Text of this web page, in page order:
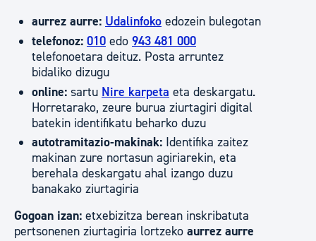
aurrez aurre: Udalinfoko edozein bulegotan
telefonoz: 010 edo 943 481 000
telefonoetara deituz. Posta arruntez
bidaliko dizugu
online: sartu Nire karpeta eta deskargatu.
Horretarako, zeure burua ziurtagiri digital
batekin identifikatu beharko duzu
autotramitazio-makinak: Identifika zaitez
makinan zure nortasun agiriarekin, eta
berehala deskargatu ahal izango duzu
banakako ziurtagiria
Gogoan izan: etxebizitza berean inskribatuta
pertsonenen ziurtagiria lortzeko aurrez aurre